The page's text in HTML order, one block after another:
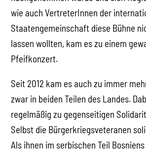
wie auch VertreterInnen der
Staatengemeinschaft diese Bühne
lassen wollten, kam es zu einem
Pfeifkonzert.
Seit 2012 kam es auch zu immer
zwar in beiden Teilen des Landes.
regelmäßig zu gegenseitigen
Selbst die Bürgerkriegsveteranen
Als ihnen im serbischen Teil